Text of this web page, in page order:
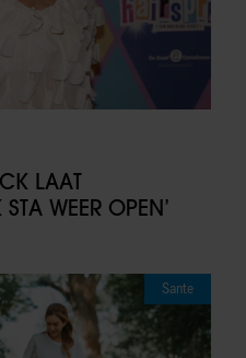
LAAT
WEER OPEN’
Sante